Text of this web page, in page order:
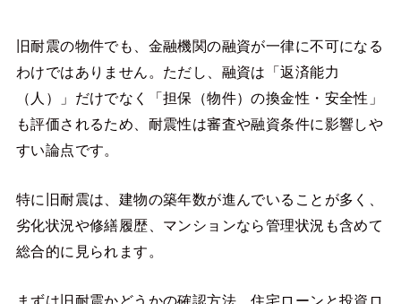
旧耐震の物件でも、金融機関の融資が一律に不可になる
わけではありません。ただし、融資は「返済能力
（人）」だけでなく「担保（物件）の換金性・安全性」
も評価されるため、耐震性は審査や融資条件に影響しや
すい論点です。
特に旧耐震は、建物の築年数が進んでいることが多く、
劣化状況や修繕履歴、マンションなら管理状況も含めて
総合的に見られます。